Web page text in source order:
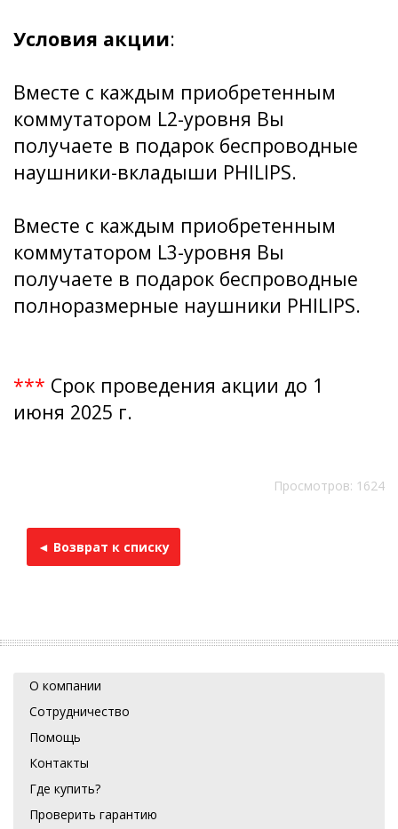
Условия акции:
Вместе с каждым приобретенным
коммутатором L2-уровня Вы
получаете в подарок беспроводные
наушники-вкладыши PHILIPS.
Вместе с каждым приобретенным
коммутатором L3-уровня Вы
получаете в подарок беспроводные
полноразмерные наушники PHILIPS.
*** Срок проведения акции до 1
июня 2025 г.
Просмотров: 1624
◄ Возврат к списку
О компании
Сотрудничество
Помощь
Контакты
Где купить?
Проверить гарантию